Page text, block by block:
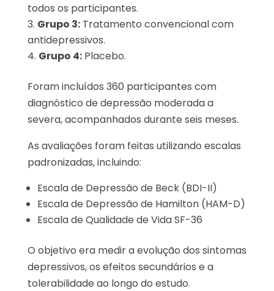
todos os participantes.
Grupo 3:Tratamento convencional com
antidepressivos.
Grupo 4:Placebo.
Foram incluídos 360 participantes com
diagnóstico de depressão moderada a
severa, acompanhados durante seis meses.
As avaliações foram feitas utilizando escalas
padronizadas, incluindo:
Escala de Depressão de Beck (BDI-II)
Escala de Depressão de Hamilton (HAM-D)
Escala de Qualidade de Vida SF-36
O objetivo era medir a evolução dos sintomas
depressivos, os efeitos secundários e a
tolerabilidade ao longo do estudo.